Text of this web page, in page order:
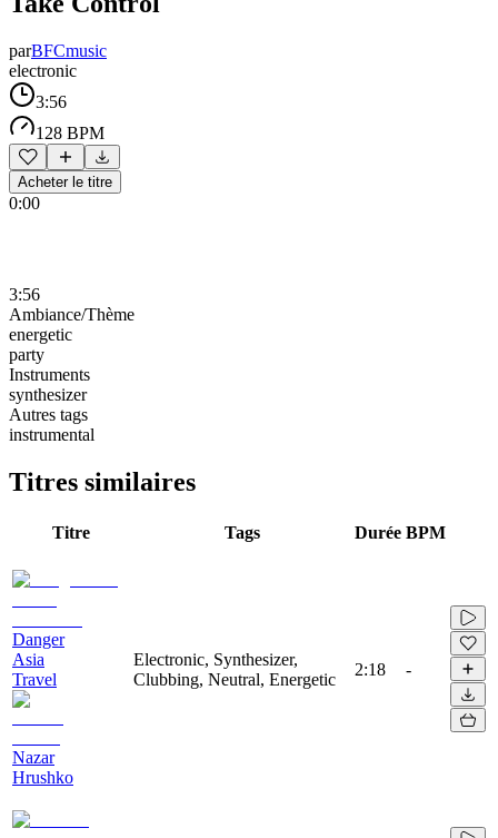
parBFCmusic
electronic
3:56
128 BPM
Acheter le titre
0:00
3:56
Ambiance/Thème
energetic
party
Instruments
synthesizer
Autres tags
instrumental
Titres similaires
Titre Tags Durée BPM
Danger
Asia
Travel
Nazar
Hrushko
Electronic, Synthesizer,
Clubbing, Neutral, Energetic
2:18 -